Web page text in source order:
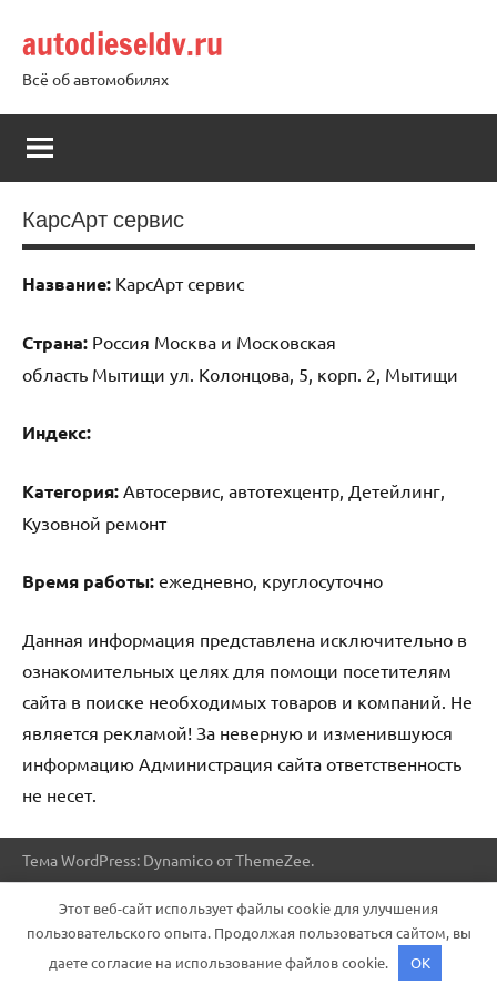
содержимому
autodieseldv.ru
Всё об автомобилях
КарсАрт сервис
Название: КарсАрт сервис
Страна: Россия Москва и Московская
область Мытищи ул. Колонцова, 5, корп. 2, Мытищи
Индекс:
Категория: Автосервис, автотехцентр, Детейлинг,
Кузовной ремонт
Время работы: ежедневно, круглосуточно
Данная информация представлена исключительно в
ознакомительных целях для помощи посетителям
сайта в поиске необходимых товаров и компаний. Не
является рекламой! За неверную и изменившуюся
информацию Администрация сайта ответственность
не несет.
Тема WordPress: Dynamico от ThemeZee.
Этот веб-сайт использует файлы cookie для улучшения
пользовательского опыта. Продолжая пользоваться сайтом, вы
даете согласие на использование файлов cookie.
OK